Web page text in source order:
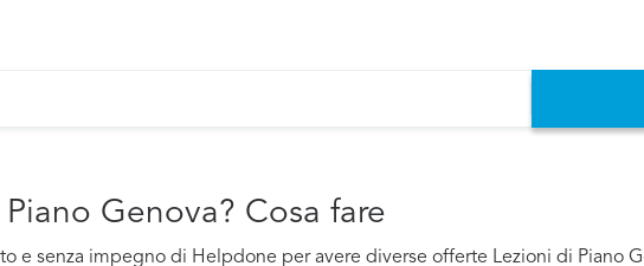
Genova? Cosa fare
e senza impegno di Helpdone per avere diverse offerte Lezioni di Piano